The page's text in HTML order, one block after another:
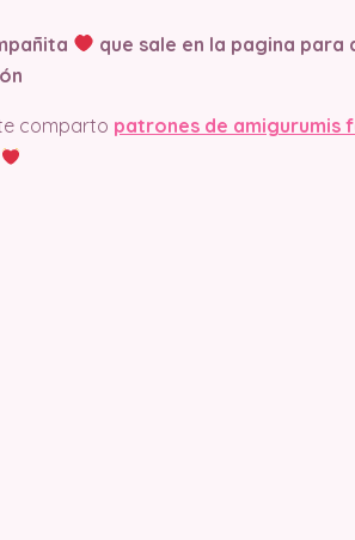
que sale en la pagina para
te comparto patrones de amigurumis